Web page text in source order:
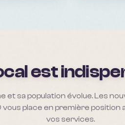
est
et sa population évolue. Les
vous place en première
vos services.